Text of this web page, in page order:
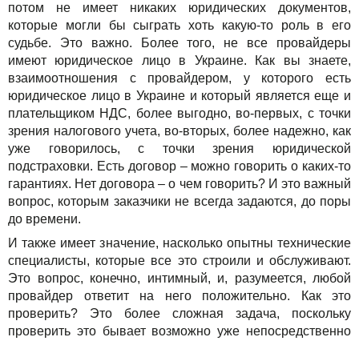
потом не имеет никаких юридических документов,
которые могли бы сыграть хоть какую-то роль в его
судьбе. Это важно. Более того, не все провайдеры
имеют юридическое лицо в Украине. Как вы знаете,
взаимоотношения с провайдером, у которого есть
юридическое лицо в Украине и который является еще и
плательщиком НДС, более выгодно, во-первых, с точки
зрения налогового учета, во-вторых, более надежно, как
уже говорилось, с точки зрения юридической
подстраховки. Есть договор – можно говорить о каких-то
гарантиях. Нет договора – о чем говорить? И это важный
вопрос, которым заказчики не всегда задаются, до поры
до времени.
И также имеет значение, насколько опытны технические
специалисты, которые все это строили и обслуживают.
Это вопрос, конечно, интимный, и, разумеется, любой
провайдер ответит на него положительно. Как это
проверить? Это более сложная задача, поскольку
проверить это бывает возможно уже непосредственно